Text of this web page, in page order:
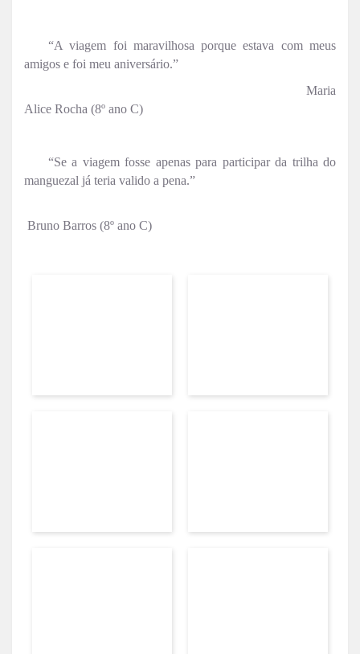
“A viagem foi maravilhosa porque estava com meus
amigos e foi meu aniversário.”
Maria
Alice Rocha (8º ano C)
“Se a viagem fosse apenas para participar da trilha do
manguezal já teria valido a pena.”
Bruno Barros (8º ano C)